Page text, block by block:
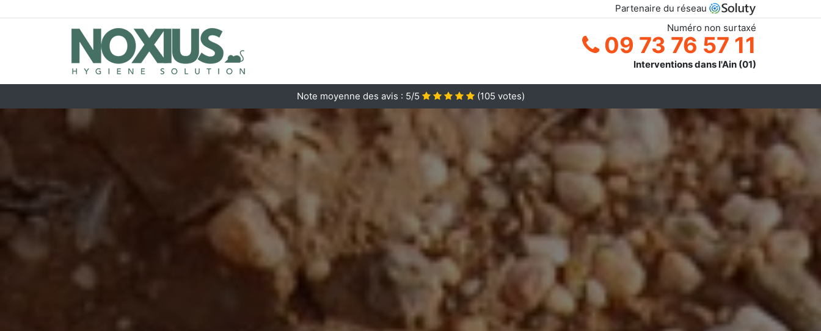
Partenaire du réseau
Numéro non surtaxé
09 73 76 57 11
Interventions dans l'Ain (01)
Note moyenne des avis : 5/5 (105 votes)